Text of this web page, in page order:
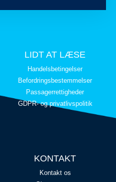
LIDT AT LÆSE
Handelsbetingelser
Befordringsbestemmelser
Passagerrettigheder
GDPR- og privatlivspolitik
KONTAKT
Kontakt os